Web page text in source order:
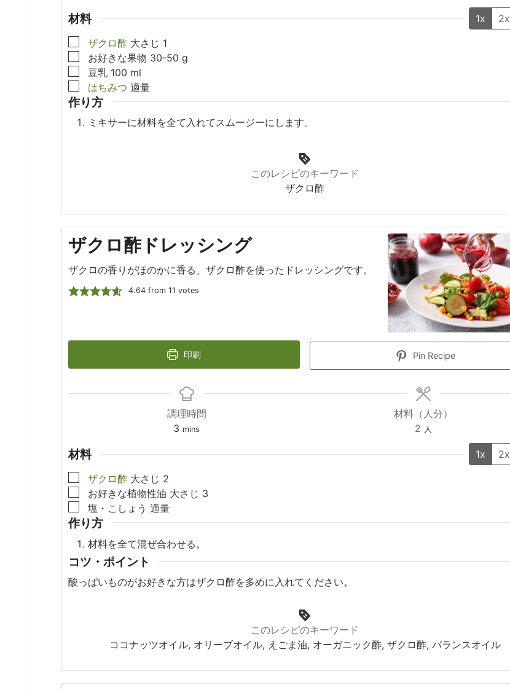
材料 1x 2x
▢
ザクロ酢 大さじ 1
▢
お好きな果物 30-50 g
▢
豆乳 100 ml
▢
はちみつ 適量
作り方
ミキサーに材料を全て入れてスムージーにします。
このレシピのキーワード
ザクロ酢
ザクロ酢ドレッシング
ザクロの香りがほのかに香る、ザクロ酢を使ったドレッシングです。
4.64from 11 votes
印刷 Pin Recipe
調理時間
3 minutes
mins
材料（人分）
2 人
材料 1x 2x
▢
ザクロ酢 大さじ 2
▢
お好きな植物性油 大さじ 3
▢
塩・こしょう 適量
作り方
材料を全て混ぜ合わせる。
コツ・ポイント
酸っぱいものがお好きな方はザクロ酢を多めに入れてください。
このレシピのキーワード
ココナッツオイル, オリーブオイル, えごま油, オーガニック酢, ザクロ酢, バランスオイル